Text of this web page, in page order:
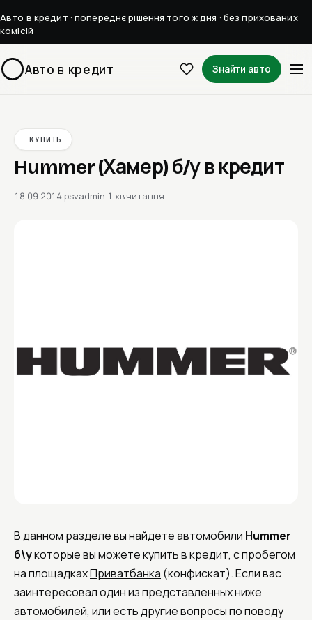
Авто в кредит · попереднє рішення того ж дня · без прихованих
комісій
Авто в кредит Знайти авто
КУПИТЬ
Hummer (Хамер) б/у в кредит
18.09.2014·psvadmin·1 хв читання
В данном разделе вы найдете автомобили Hummer
б\укоторые вы можете купить в кредит, с пробегом
на площадкахПриватбанка (конфискат). Если вас
заинтересовал один из представленных ниже
автомобилей, или есть другие вопросы по поводу